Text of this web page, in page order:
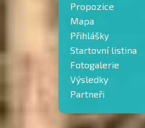
Propozice
Mapa
Přihlášky
Startovní listina
Fotogalerie
Výsledky
Partneři